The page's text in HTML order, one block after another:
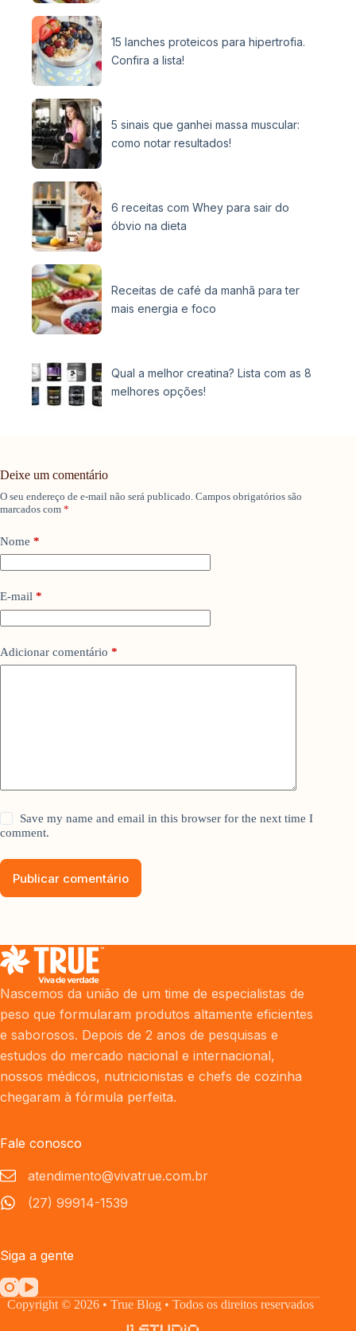
15 lanches proteicos para hipertrofia.
Confira a lista!
5 sinais que ganhei massa muscular:
como notar resultados!
6 receitas com Whey para sair do
óbvio na dieta
Receitas de café da manhã para ter
mais energia e foco
Qual a melhor creatina? Lista com as 8
melhores opções!
Deixe um comentário
O seu endereço de e-mail não será publicado. Campos obrigatórios são
marcados com *
Nome *
E-mail *
Adicionar comentário *
Save my name and email in this browser for the next time I
comment.
Publicar comentário
Nascemos da união de um time de especialistas de
peso que formularam produtos altamente eficientes
e saborosos. Depois de 2 anos de pesquisas e
estudos do mercado nacional e internacional,
nossos médicos, nutricionistas e chefs de cozinha
chegaram à fórmula perfeita.
Fale conosco
atendimento@vivatrue.com.br
(27) 99914-1539
Siga a gente
Copyright © 2026 • True Blog • Todos os direitos reservados